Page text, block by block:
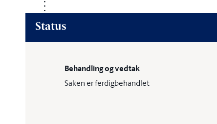
Status
Behandling og vedtak
Saken er ferdigbehandlet